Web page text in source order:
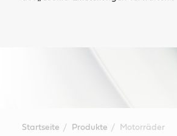
Startseite Produkte Motorräder